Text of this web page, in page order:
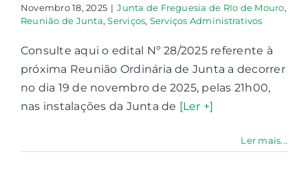
Novembro 18, 2025 | Junta de Freguesia de RIo de Mouro,
Reunião de Junta,Serviços, Serviços Administrativos
Consulte aqui o edital Nº 28/2025 referente à
próxima Reunião Ordinária de Junta a decorrer
no dia 19 de novembro de 2025, pelas 21h00,
nas instalações da Junta de [Ler +]
Ler mais...